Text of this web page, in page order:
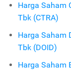
Harga Saham
Tbk (CTRA)
Harga Saham
Tbk (DOID)
Harga Saham